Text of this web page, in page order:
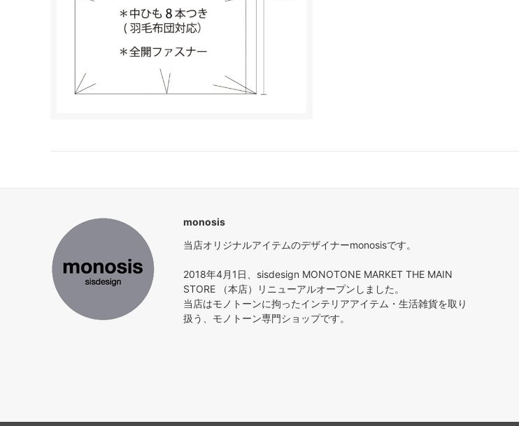
monosis
当店オリジナルアイテムのデザイナーmonosisです。
2018年4月1日、sisdesign MONOTONE MARKET THE MAIN
STORE （本店）リニューアルオープンしました。
当店はモノトーンに拘ったインテリアアイテム・生活雑貨を取り
扱う、モノトーン専門ショップです。